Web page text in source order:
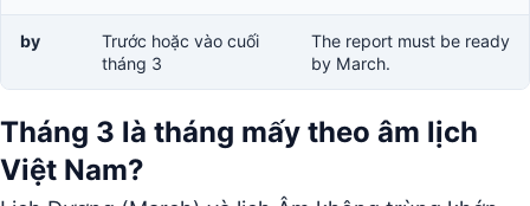
by
Trước hoặc vào cuối
tháng 3
The report must be ready
by March.
Tháng 3 là tháng mấy theo âm lịch
Việt Nam?